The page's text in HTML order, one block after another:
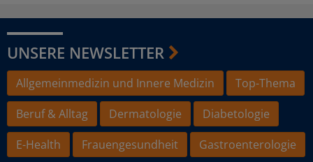
UNSERE NEWSLETTER
Allgemeinmedizin und Innere Medizin
Top-Thema
Beruf & Alltag
Dermatologie
Diabetologie
E-Health
Frauengesundheit
Gastroenterologie